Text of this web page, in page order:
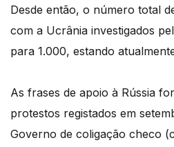
Desde então, o número total
com a Ucrânia investigados
para 1.000, estando
As frases de apoio à Rússia
protestos registados em
Governo de coligação checo